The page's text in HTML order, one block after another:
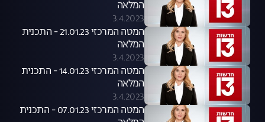
המלאה
3.4.2023
המטה המרכזי 21.01.23 - התכנית
המלאה
3.4.2023
המטה המרכזי 14.01.23 - התכנית
המלאה
3.4.2023
המטה המרכזי 07.01.23 - התכנית